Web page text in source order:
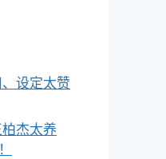
设定太赞
柏杰太养